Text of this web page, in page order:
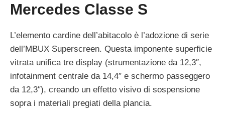
Mercedes Classe S
L’elemento cardine dell’abitacolo è l’adozione di serie
dell’MBUX Superscreen. Questa imponente superficie
vitrata unifica tre display (strumentazione da 12,3″,
infotainment centrale da 14,4″ e schermo passeggero
da 12,3″), creando un effetto visivo di sospensione
sopra i materiali pregiati della plancia.